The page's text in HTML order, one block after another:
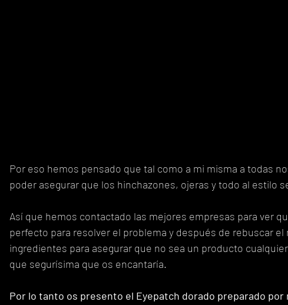
Por eso hemos pensado que tal como a mi misma a todas
poder asegurar que los hinchazones, ojeras y todo al estilo
Así que hemos contactado las mejores empresas para ver
perfecto para resolver el problema y después de rebuscar el
ingredientes para asegurar que no sea un producto
que segurísima que os encantaría.
Por lo tanto os presento el Eyepatch dorado preparado por